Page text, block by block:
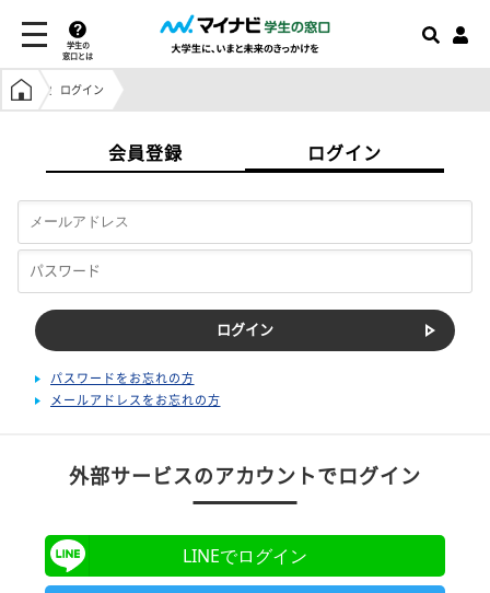
学生の
窓口とは
学生の窓口トップ
ログイン
会員登録 ログイン
パスワードをお忘れの方
メールアドレスをお忘れの方
外部サービスのアカウントでログイン
LINEでログイン